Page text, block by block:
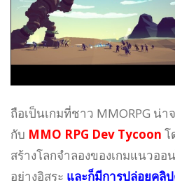
ถือเป็นเกมที่ชาว MMORPG น่
กับ MMO RPG Dev Tycoon โ
สร้างโลกจำลองของเกมแนวอ
อย่างอิสระ และก็มีการปล่อยคลิ